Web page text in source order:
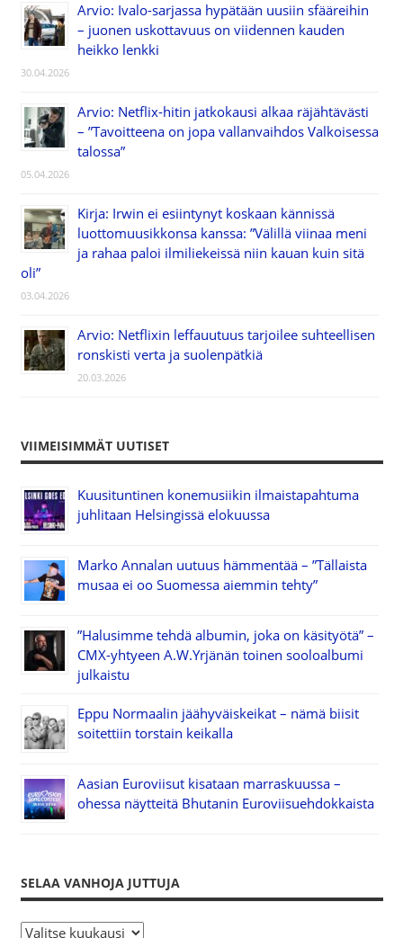
Arvio: Ivalo-sarjassa hypätään uusiin sfääreihin
– juonen uskottavuus on viidennen kauden
heikko lenkki
30.04.2026
Arvio: Netflix-hitin jatkokausi alkaa räjähtävästi
– ”Tavoitteena on jopa vallanvaihdos Valkoisessa
talossa”
05.04.2026
Kirja: Irwin ei esiintynyt koskaan kännissä
luottomuusikkonsa kanssa: ”Välillä viinaa meni
ja rahaa paloi ilmiliekeissä niin kauan kuin sitä
oli”
03.04.2026
Arvio: Netflixin leffauutuus tarjoilee suhteellisen
ronskisti verta ja suolenpätkiä
20.03.2026
VIIMEISIMMÄT UUTISET
Kuusituntinen konemusiikin ilmaistapahtuma
juhlitaan Helsingissä elokuussa
Marko Annalan uutuus hämmentää – ”Tällaista
musaa ei oo Suomessa aiemmin tehty”
”Halusimme tehdä albumin, joka on käsityötä” –
CMX-yhtyeen A.W.Yrjänän toinen sooloalbumi
julkaistu
Eppu Normaalin jäähyväiskeikat – nämä biisit
soitettiin torstain keikalla
Aasian Euroviisut kisataan marraskuussa –
ohessa näytteitä Bhutanin Euroviisuehdokkaista
SELAA VANHOJA JUTTUJA
S